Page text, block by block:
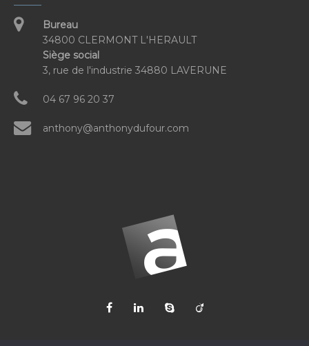
Bureau
34800 CLERMONT L'HERAULT
Siège social
3, rue de l'industrie 34880 LAVERUNE
04 67 96 20 37
anthony@anthonydufour.com